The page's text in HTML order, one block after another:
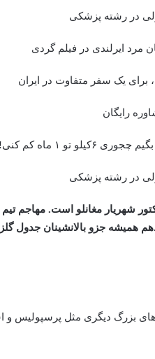
مرد ایرلندی در فیلم گردی
برای یک سفر متفاوت در ایران
رایگان
تو ۱ ماه کم کنی!!
شهریار مغانلو است. مهاجم
همیشه جزو بالانشینان جدول
بزرگ دیگری مثل پرسپولیس و